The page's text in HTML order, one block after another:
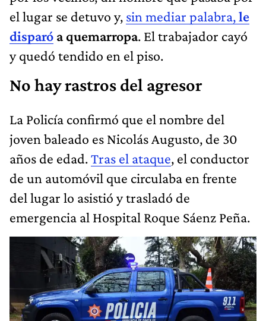
el lugar se detuvo y, sin mediar palabra,le
disparó a quemarropa. El trabajador cayó
y quedó tendido en el piso.
No hay rastros del agresor
La Policía confirmó que el nombre del
joven baleado es Nicolás Augusto, de 30
años de edad.Tras el ataque, el conductor
de un automóvil que circulaba en frente
del lugar lo asistió y trasladó de
emergencia al Hospital Roque Sáenz Peña.